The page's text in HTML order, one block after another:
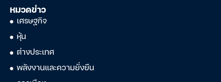
หมวดข่าว
เศรษฐกิจ
หุ้น
ต่างประเทศ
พลังงานและความยั่งยืน